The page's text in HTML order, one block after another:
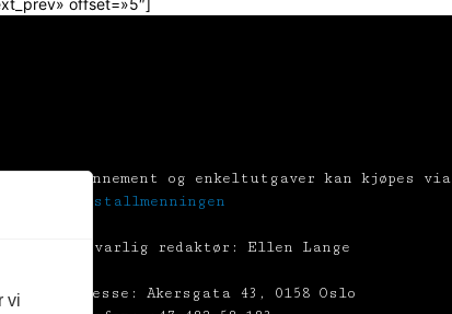
Abonnement og enkeltutgaver kan kjøpes via
Tekstallmenningen
Ansvarlig redaktør: Ellen Lange
Adresse: Akersgata 43, 0158 Oslo
vi